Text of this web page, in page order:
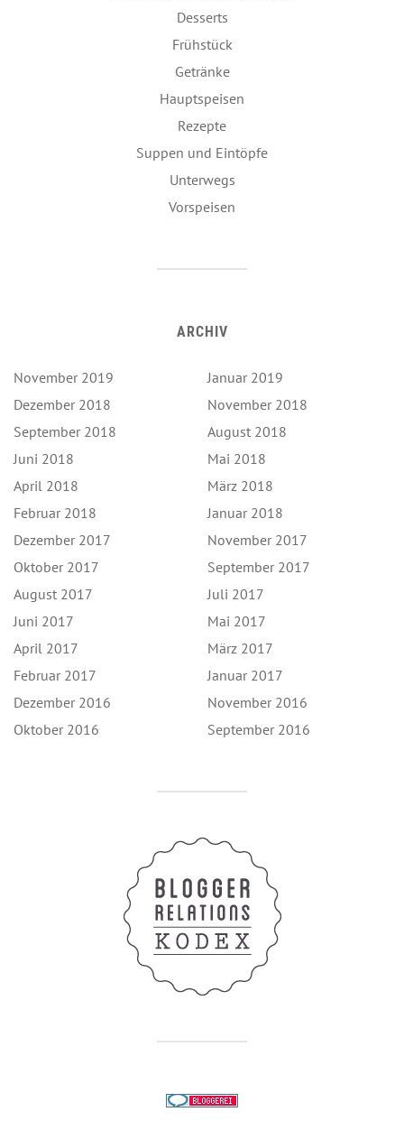
Desserts
Frühstück
Getränke
Hauptspeisen
Rezepte
Suppen und Eintöpfe
Unterwegs
Vorspeisen
ARCHIV
November 2019
Januar 2019
Dezember 2018
November 2018
September 2018
August 2018
Juni 2018
Mai 2018
April 2018
März 2018
Februar 2018
Januar 2018
Dezember 2017
November 2017
Oktober 2017
September 2017
August 2017
Juli 2017
Juni 2017
Mai 2017
April 2017
März 2017
Februar 2017
Januar 2017
Dezember 2016
November 2016
Oktober 2016
September 2016